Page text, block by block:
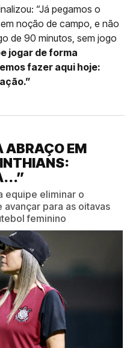
“Já pegamos o
noção de campo, e não
de 90 minutos, sem jogo
jogar de forma
fazer aqui hoje:
ABRAÇO EM
equipe eliminar o
avançar para as oitavas
feminino